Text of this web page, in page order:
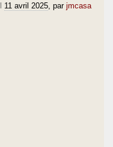
11 avril 2025 , par jmcasa